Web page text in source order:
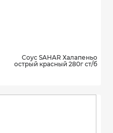
Соус SAHAR Халапеньо
острый красный 280г ст/б